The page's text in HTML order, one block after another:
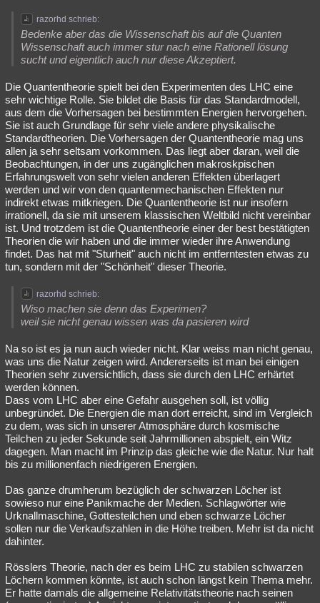
razorhd schrieb:
Bedenke aber das die Wissenschaft bis auf die Quanten
Wissenschaft auch immer stur nach eine Rationell lösung
sucht und eigentlich auch nur diese Akzeptiert.
Die Quantentheorie spielt bei den Experimenten des LHC eine
sehr wichtige Rolle. Sie bildet die Basis für das Standardmodell,
aus dem die Vorhersagen bei bestimmten Energien hervorgehen.
Sie ist auch Grundlage für sehr viele andere physikalische
Standardtheorien. Die Vorhersagen der Quantentheorie mag uns
allen ja sehr seltsam vorkommen. Das liegt aber daran, weil die
Beobachtungen, in der uns zugänglichen makroskpischen
Erfahrungswelt von sehr vielen anderen Effekten überlagert
werden und wir von den quantenmechanischen Effekten nur
indirekt etwas mitkriegen. Die Quantentheorie ist nur insofern
irrationell, da sie mit unserem klassischen Weltbild nicht vereinbar
ist. Und trotzdem ist die Quantentheorie einer der best bestätigten
Theorien die wir haben und die immer wieder ihre Anwendung
findet. Das hat mit "Sturheit" auch nicht im entferntesten etwas zu
tun, sondern mit der "Schönheit" dieser Theorie.
razorhd schrieb:
Wiso machen sie denn das Experimen?
weil sie nicht genau wissen was da pasieren wird
Na so ist es ja nun auch wieder nicht. Klar weiss man nicht genau,
was uns die Natur zeigen wird. Andererseits ist man bei einigen
Theorien sehr zuversichtlich, dass sie durch den LHC erhärtet
werden können.
Dass vom LHC aber eine Gefahr ausgehen soll, ist völlig
unbegründet. Die Energien die man dort erreicht, sind im Vergleich
zu dem, was sich in unserer Atmosphäre durch kosmische
Teilchen zu jeder Sekunde seit Jahrmillionen abspielt, ein Witz
dagegen. Man macht im Prinzip das gleiche wie die Natur. Nur halt
bis zu millionenfach niedrigeren Energien.
Das ganze drumherum bezüglich der schwarzen Löcher ist
sowieso nur eine Panikmache der Medien. Schlagwörter wie
Urknallmaschine, Gottesteilchen und eben schwarze Löcher
sollen nur die Verkaufszahlen in die Höhe treiben. Mehr ist da nicht
dahinter.
Rösslers Theorie, nach der es beim LHC zu stabilen schwarzen
Löchern kommen könnte, ist auch schon längst kein Thema mehr.
Er hatte damals die allgemeine Relativitätstheorie nach seinen